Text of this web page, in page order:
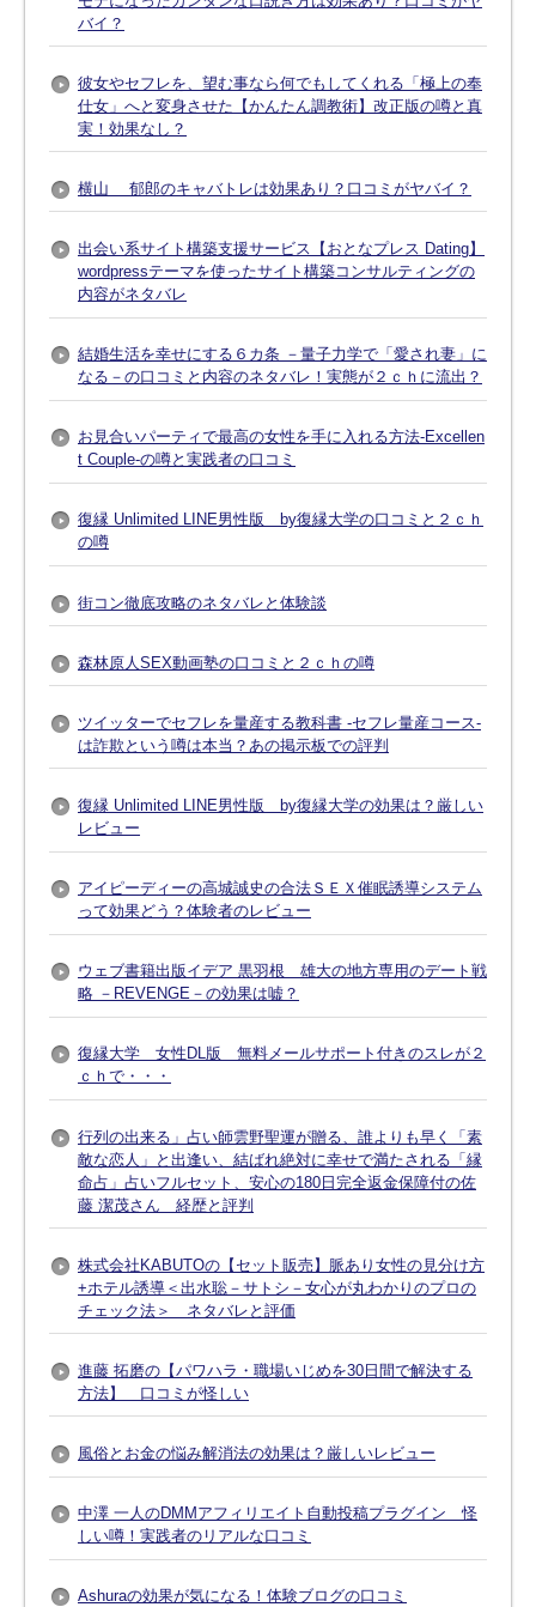
バイ？
彼女やセフレを、望む事なら何でもしてくれる「極上の奉
仕女」へと変身させた【かんたん調教術】改正版の噂と真
実！効果なし？
横山 郁郎のキャバトレは効果あり？口コミがヤバイ？
出会い系サイト構築支援サービス【おとなプレス Dating】
wordpressテーマを使ったサイト構築コンサルティングの
内容がネタバレ
結婚生活を幸せにする６カ条 －量子力学で「愛され妻」に
なる－の口コミと内容のネタバレ！実態が２ｃｈに流出？
お見合いパーティで最高の女性を手に入れる方法-Excellen
t Couple-の噂と実践者の口コミ
復縁 Unlimited LINE男性版 by復縁大学の口コミと２ｃｈ
の噂
街コン徹底攻略のネタバレと体験談
森林原人SEX動画塾の口コミと２ｃｈの噂
ツイッターでセフレを量産する教科書 -セフレ量産コース-
は詐欺という噂は本当？あの掲示板での評判
復縁 Unlimited LINE男性版 by復縁大学の効果は？厳しい
レビュー
アイピーディーの高城誠史の合法ＳＥＸ催眠誘導システム
って効果どう？体験者のレビュー
ウェブ書籍出版イデア 黒羽根 雄大の地方専用のデート戦
略 －REVENGE－の効果は嘘？
復縁大学 女性DL版 無料メールサポート付きのスレが２
ｃｈで・・・
行列の出来る」占い師雲野聖運が贈る、誰よりも早く「素
敵な恋人」と出逢い、結ばれ絶対に幸せで満たされる「縁
命占」占いフルセット、安心の180日完全返金保障付の佐
藤 潔茂さん 経歴と評判
株式会社KABUTOの【セット販売】脈あり女性の見分け方
+ホテル誘導＜出水聡－サトシ－女心が丸わかりのプロの
チェック法＞ ネタバレと評価
進藤 拓磨の【パワハラ・職場いじめを30日間で解決する
方法】 口コミが怪しい
風俗とお金の悩み解消法の効果は？厳しいレビュー
中澤 一人のDMMアフィリエイト自動投稿プラグイン 怪
しい噂！実践者のリアルな口コミ
Ashuraの効果が気になる！体験ブログの口コミ